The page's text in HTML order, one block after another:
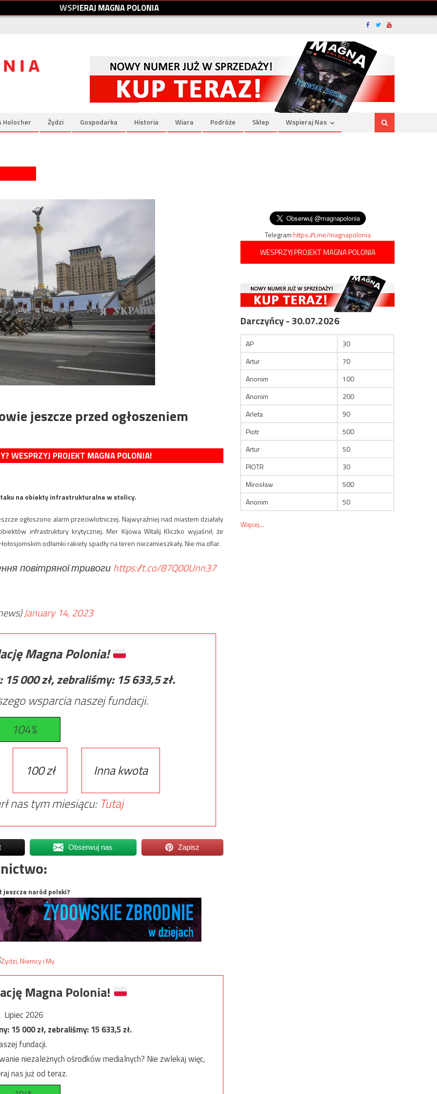
WSPIERAJMAGNAPOLONIA
Holocher Żydzi Gospodarka Historia Wiara Podróże Sklep Wspieraj Nas
jeszcze przed ogłoszeniem
WESPRZYJ PROJEKT MAGNA POLONIA!
na obiekty infrastrukturalne w stolicy.
ogłoszono alarm przeciwlotniczej. Najwyraźniej nad miastem działały
infrastruktury krytycznej. Mer Kijowa Witalij Kliczko wyjaśnił, że
odłamki rakiety spadły na teren niezamieszkały. Nie ma ofiar.
повітряної тривогиhttps://t.co/87Q00Unn37
January 14, 2023
Magna Polonia!
15 000zł, zebraliśmy: 15 633,5zł.
wsparcia naszej fundacji.
104%
100 zł
Inna kwota
nas tym miesiącu: Tutaj
Obserwuj nas Zapisz
jeszcze naród polski?
Magna Polonia!
Lipiec 2026
15 000zł, zebraliśmy:15 633,5zł.
fundacji.
niezależnych ośrodków medialnych? Nie zwlekaj więc,
nas już od teraz.
Telegramhttps://t.me/magnapolonia
WESPRZYJ PROJEKT MAGNA POLONIA
Darczyńcy - 30.07.2026
AP
30
Artur
70
Anonim
100
Anonim
200
Arleta
90
Piotr
500
Artur
50
PIOTR
30
Mirosław
500
Anonim
50
Więcej...